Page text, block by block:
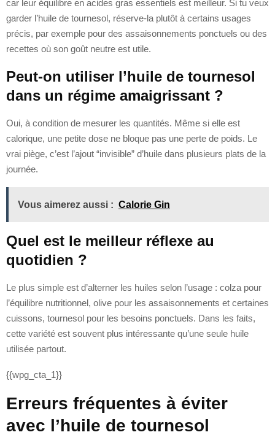
car leur équilibre en acides gras essentiels est meilleur. Si tu veux
garder l’huile de tournesol, réserve-la plutôt à certains usages
précis, par exemple pour des assaisonnements ponctuels ou des
recettes où son goût neutre est utile.
Peut-on utiliser l’huile de tournesol
dans un régime amaigrissant ?
Oui, à condition de mesurer les quantités. Même si elle est
calorique, une petite dose ne bloque pas une perte de poids. Le
vrai piège, c’est l’ajout “invisible” d’huile dans plusieurs plats de la
journée.
Vous aimerez aussi : Calorie Gin
Quel est le meilleur réflexe au
quotidien ?
Le plus simple est d’alterner les huiles selon l’usage : colza pour
l’équilibre nutritionnel, olive pour les assaisonnements et certaines
cuissons, tournesol pour les besoins ponctuels. Dans les faits,
cette variété est souvent plus intéressante qu’une seule huile
utilisée partout.
{{wpg_cta_1}}
Erreurs fréquentes à éviter
avec l’huile de tournesol